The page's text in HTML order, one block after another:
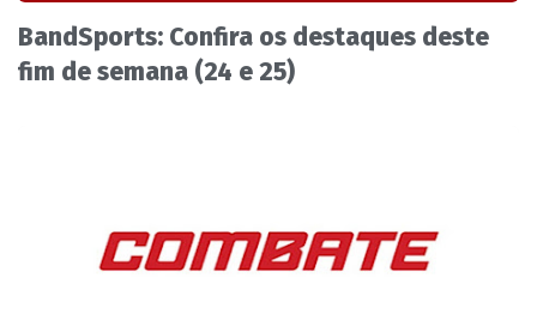
BandSports: Confira os destaques deste
fim de semana (24 e 25)